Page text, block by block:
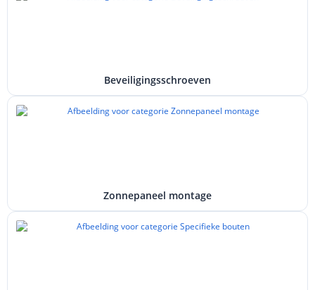
Beveiligingsschroeven
Zonnepaneel montage